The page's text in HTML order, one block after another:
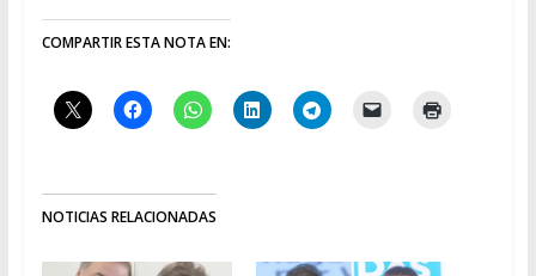
COMPARTIR ESTA NOTA EN:
NOTICIAS RELACIONADAS